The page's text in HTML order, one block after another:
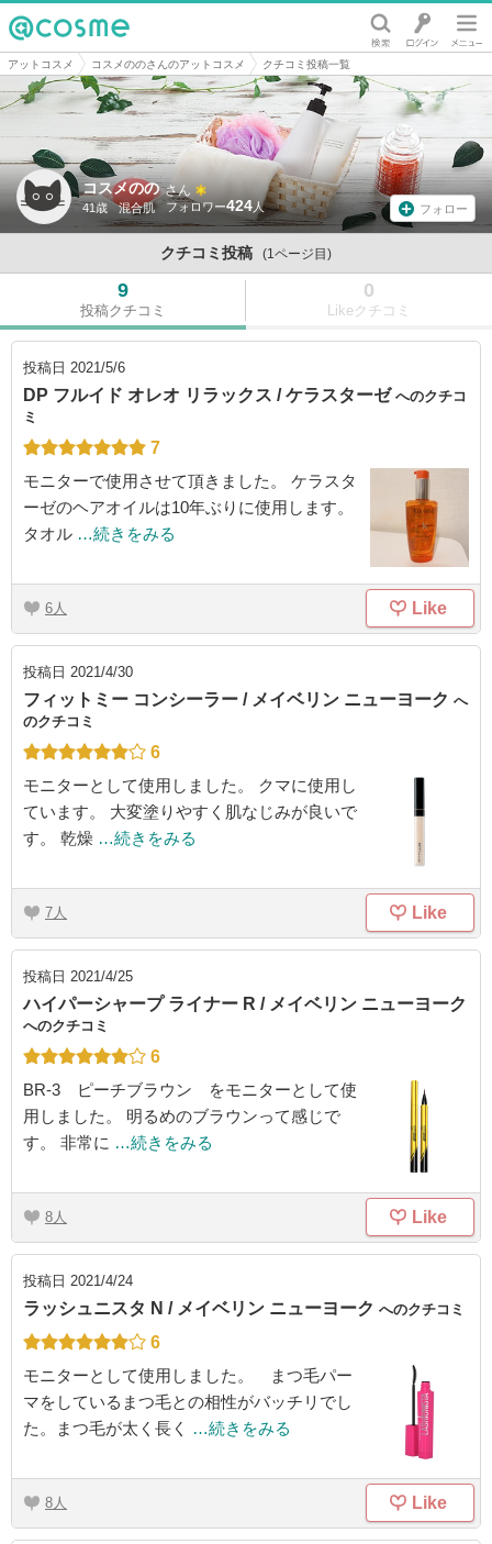
@cosme
アットコスメ コスメののさんのアットコスメ クチコミ投稿一覧
コスメのの さん
41歳 混合肌 424 フォロー
クチコミ投稿 (1ページ目)
9
投稿クチコミ
0
Likeクチコミ
投稿日 2021/5/6
DP フルイド オレオ リラックス / ケラスターゼ へのクチコ
ミ
7
モニターで使用させて頂きました。 ケラスタ
ーゼのヘアオイルは10年ぶりに使用します。
タオル …続きをみる
6 Like
投稿日 2021/4/30
フィットミー コンシーラー / メイベリン ニューヨーク へ
のクチコミ
6
モニターとして使用しました。 クマに使用し
ています。 大変塗りやすく肌なじみが良いで
す。 乾燥 …続きをみる
7 Like
投稿日 2021/4/25
ハイパーシャープ ライナー R / メイベリン ニューヨーク
へのクチコミ
6
BR-3 ピーチブラウン をモニターとして使
用しました。 明るめのブラウンって感じで
す。 非常に …続きをみる
8 Like
投稿日 2021/4/24
ラッシュニスタ N / メイベリン ニューヨーク へのクチコミ
6
モニターとして使用しました。 まつ毛パー
マをしているまつ毛との相性がバッチリでし
た。まつ毛が太く長く
…続きをみる
8 Like